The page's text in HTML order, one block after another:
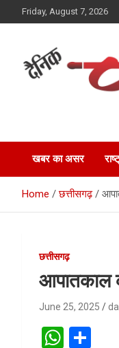
to
Friday, August 7, 2026
Dainik
खबर का असर
Home छत्तीसगढ़
छत्तीसगढ़
आपातकाल
June 25, 2025
W